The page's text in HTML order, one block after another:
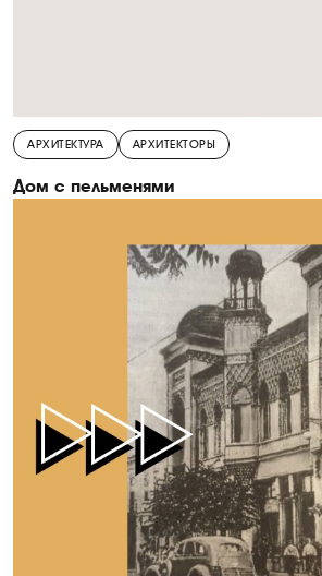
АРХИТЕКТУРА АРХИТЕКТОРЫ
Дом с пельменями